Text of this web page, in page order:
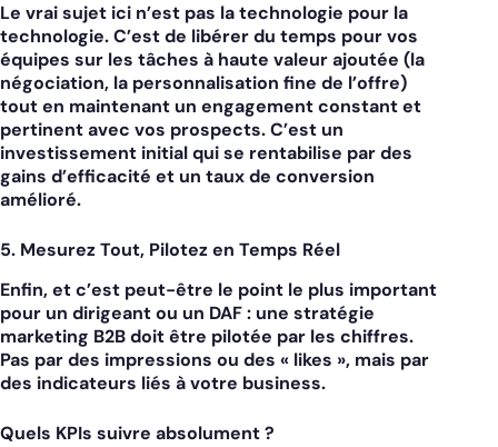
Le vrai sujet ici n’est pas la technologie pour la
technologie. C’est de libérer du temps pour vos
équipes sur les tâches à haute valeur ajoutée (la
négociation, la personnalisation fine de l’offre)
tout en maintenant un engagement constant et
pertinent avec vos prospects. C’est un
investissement initial qui se rentabilise par des
gains d’efficacité et un taux de conversion
amélioré.
5. Mesurez Tout, Pilotez en Temps Réel
Enfin, et c’est peut-être le point le plus important
pour un dirigeant ou un DAF : une stratégie
marketing B2Bdoit être pilotée par les chiffres.
Pas par des impressions ou des « likes », mais par
des indicateurs liés à votre business.
Quels KPIs suivre absolument ?